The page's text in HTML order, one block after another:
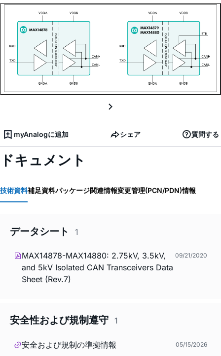
myAnalogに追加 シェア 質問する
ドキュメント
技術資料補足資料パッケージ関連情報変更管理(PCN/PDN)情報
データシート 1
MAX14878-MAX14880: 2.75kV, 3.5kV,
and 5kV Isolated CAN Transceivers Data
Sheet (Rev.7)
09/21/2020
安全性および規制遵守 1
安全および規制の準拠情報 05/15/2026